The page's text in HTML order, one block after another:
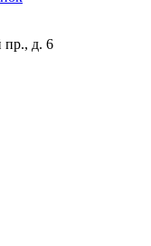
пр., д. 6